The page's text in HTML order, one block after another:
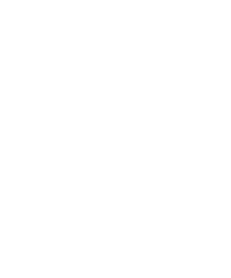
正常情況下進食時，食
口，防止食物誤入氣管
當因吞嚥困難又或邊進
使身體無法獲得氧氣，
此外鯁喉時，誤墜氣管
物本身或混了口腔細菌
臨床上，某些人的鯁喉
• 幼兒：因為他們氣管